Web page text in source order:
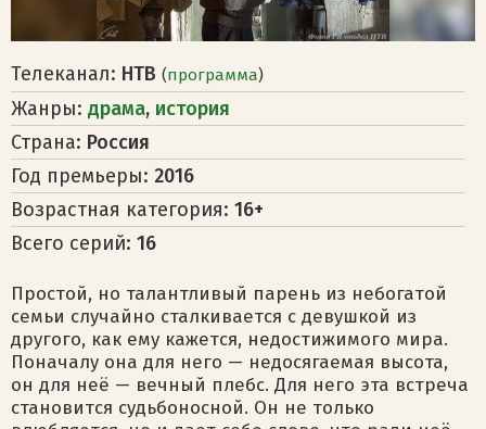
Телеканал: НТВ (программа)
Жанры: драма, история
Страна: Россия
Год премьеры: 2016
Возрастная категория: 16+
Всего серий: 16
Простой, но талантливый парень из небогатой
семьи случайно сталкивается с девушкой из
другого, как ему кажется, недостижимого мира.
Поначалу она для него — недосягаемая высота,
он для неё — вечный плебс. Для него эта встреча
становится судьбоносной. Он не только